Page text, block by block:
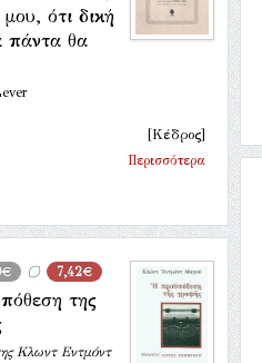
ότι δική
πάντα θα
[Κέδρος]
Περισσότερα
7,42€
της
Κλωντ Εντμόντ